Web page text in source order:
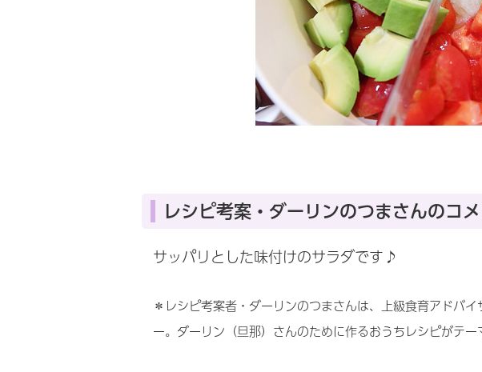
レシピ考案・ダーリンのつまさんのコ
サッパリとした味付けのサラダです♪
＊レシピ考案者・ダーリンのつまさんは、上級食育アドバ
ー。ダーリン（旦那）さんのために作るおうちレシピがテー